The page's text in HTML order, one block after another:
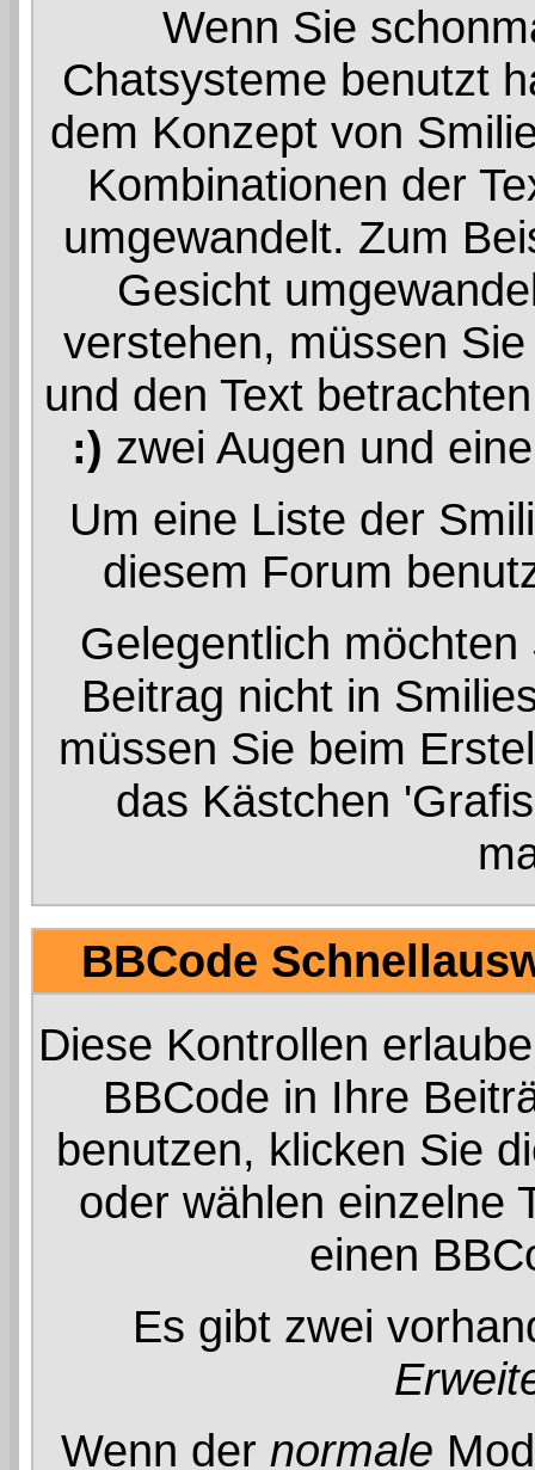
Wenn Sie
Chatsysteme benutzt
dem Konzept von
Kombinationen der
umgewandelt. Zum
Gesicht
verstehen, müssen
und den Text
:) zwei Augen und
Um eine Liste der
diesem Forum
Gelegentlich
Beitrag nicht in
müssen Sie beim
das Kästchen
BBCode
Diese Kontrollen
BBCode in Ihre
benutzen, klicken Sie
oder wählen einzelne
einen
Es gibt zwei
Wenn der normale